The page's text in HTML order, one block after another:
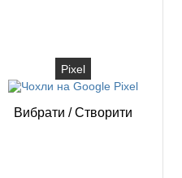
Pixel
Вибрати /Створити